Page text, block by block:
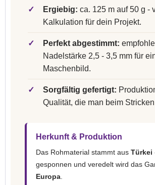
✓ Ergiebig: ca. 125 m auf 50 g -
Kalkulation für dein Projekt.
✓ Perfekt abgestimmt:
Nadelstärke 2,5 - 3,5 mm für
Maschenbild.
✓ Sorgfältig gefertigt:
Qualität, die man beim
Herkunft & Produktion
Das Rohmaterial stammt aus Türkei
gesponnen und veredelt wird das
Europa